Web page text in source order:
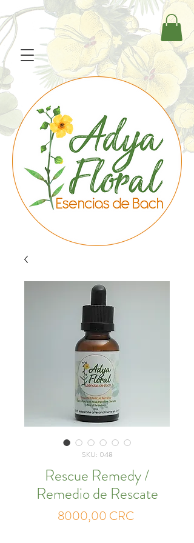
SKU: 048
Rescue Remedy /
Remedio de Rescate
8000,00 CRCPrecio